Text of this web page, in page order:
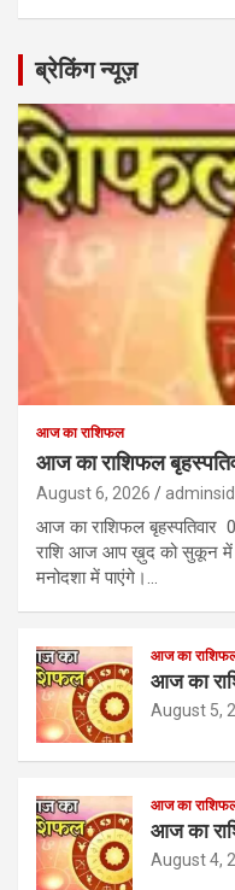
ब्रेकिंग न्यूज़
आज का राशिफल
आज का राशिफल
August 6, 2026
आज का राशिफल
राशि आज आप ख़ुद को सुकून में
मनोदशा में पाएंगे।…
आज का
आज का
August 5,
आज का
आज का
August 4,